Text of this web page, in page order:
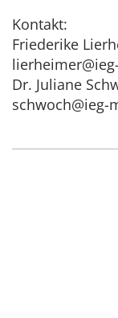
Kontakt:
Friederike
Dr. Juliane
schwoch@ieg-